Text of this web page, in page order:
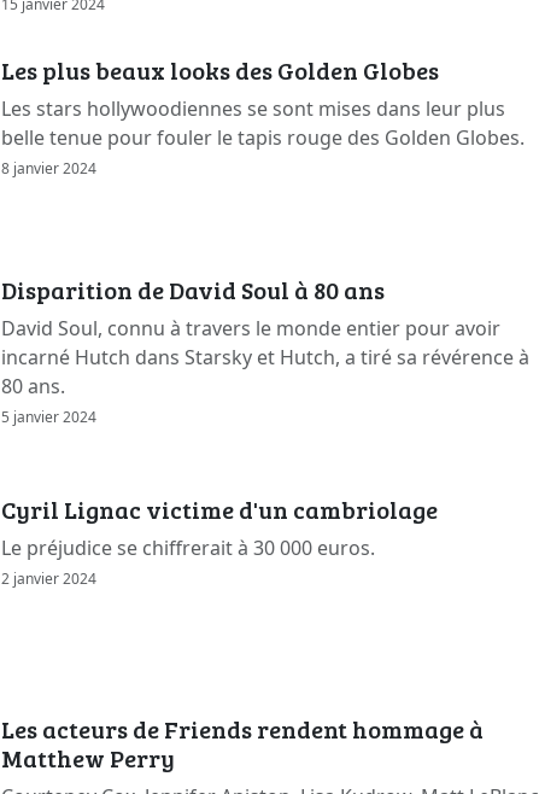
Les plus beaux looks des Golden Globes
Les stars hollywoodiennes se sont mises dans leur plus
belle tenue pour fouler le tapis rouge des Golden Globes.
8 janvier 2024
Disparition de David Soul à 80 ans
David Soul, connu à travers le monde entier pour avoir
incarné Hutch dans Starsky et Hutch, a tiré sa révérence à
80 ans.
5 janvier 2024
Cyril Lignac victime d'un cambriolage
Le préjudice se chiffrerait à 30 000 euros.
2 janvier 2024
Les acteurs de Friends rendent hommage à
Matthew Perry